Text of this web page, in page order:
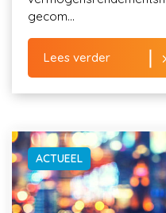
gecom...
Lees verder
ACTUEEL